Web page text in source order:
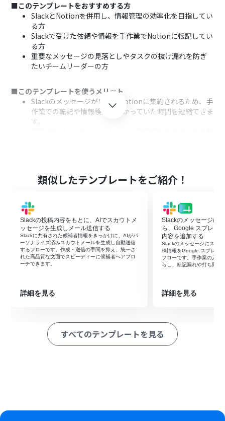
■このテンプレートをおすすめする方
SlackとNotionを併用し、情報管理の効率化を目指してい
る方
Slackで受けた依頼や情報を手作業でNotionに転記してい
る方
重要なメッセージの見落としやタスクの抜け漏れを防ぎ
たいチームリーダーの方
■このテンプレートを使うメリット
Slackのメッセージが自動でNotionに集約されるため、手
作業での転記や情報検索にかかっていた時間を短縮できま
す。
はじめに、SlackとNotionをYoomと連携します。
次に、トリガーでSlackを選択し、「メッセージがチャン
設定します。
次に、オペレーションでAI機能の「テキスト抽出」アクシ
ョンを設定し、投稿内容から必要な情報だけを抜き出し
ます。
最後に、オペレーションでNotionの「レコードを追加す
る」アクションを設定し、抽出したテキストを指定のデー
タベースに追加します。
ペレーション」：トリガー起動後、フロー内で処理を行うアク
■このワークフローのカスタムポイント
Slackのトリガー設定では、通知を検知したいチャンネル
のIDを任意で設定してください。
類似したテンプレートをご紹介！
Slackの投稿内容をもとに、AIでスカウトメ
ッセージを生成しメール送信する
Slackに共有された候補者情報をきっかけに、AIがパ
ーソナライズ済みスカウトメールを生成し自動送信
するフローです。作成・送信の手間を抑え、統一さ
れた高品質な文面でスピーディーに候補者へアプロ
ーチできます。
詳細を見る
Slackのメッセージに
ら、Google スプレッ
内容を追加する
Slackのメッセージにスタ
稿情報をGoogle スプレッ
フローです。手作業の入力
らし、転記漏れや打ち間違
詳細を見る
すべてのテンプレートを見る